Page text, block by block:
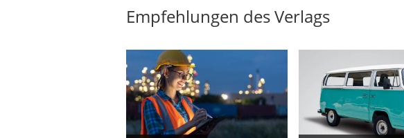
Empfehlungen des Verlags